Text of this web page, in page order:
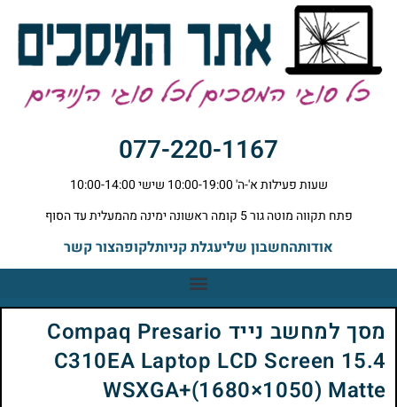
077-220-1167
שעות פעילות א'-ה' 10:00-19:00 שישי 10:00-14:00
פתח תקווה מוטה גור 5 קומה ראשונה ימינה מהמעלית עד הסוף
אודותהחשבון שליעגלת קניותלקופהצור קשר
מסך למחשב נייד Compaq Presario
C310EA Laptop LCD Screen 15.4
WSXGA+(1680×1050) Matte